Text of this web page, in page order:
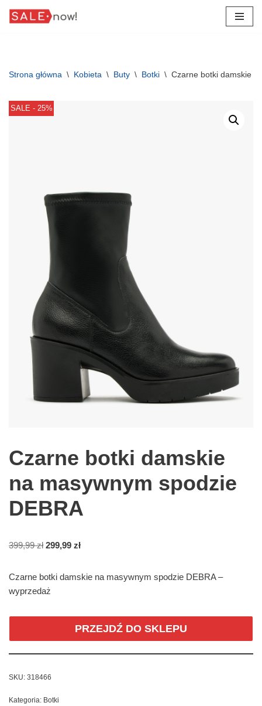
Strona główna \ Kobieta \ Buty \ Botki \ Czarne botki damskie
SALE - 25%
Czarne botki damskie
na masywnym spodzie
DEBRA
399,99zł 299,99 zł
Czarne botki damskie na masywnym spodzie DEBRA –
wyprzedaż
PRZEJDŹ DO SKLEPU
SKU: 318466
Kategoria: Botki